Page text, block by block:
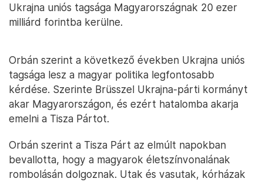
Ukrajna uniós tagsága Magyarországnak 20 ezer
milliárd forintba kerülne.
Orbán szerint a következő években Ukrajna uniós
tagsága lesz a magyar politika legfontosabb
kérdése. Szerinte Brüsszel Ukrajna-párti kormányt
akar Magyarországon, és ezért hatalomba akarja
emelni a Tisza Pártot.
Orbán szerint a Tisza Párt az elmúlt napokban
bevallotta, hogy a magyarok életszínvonalának
rombolásán dolgoznak. Utak és vasutak, kórházak